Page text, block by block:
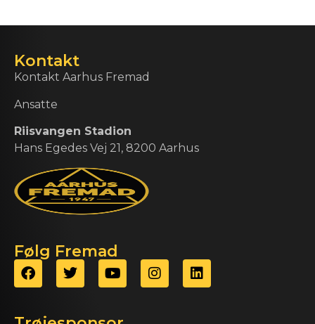
Kontakt
Kontakt Aarhus Fremad
Ansatte
Riisvangen Stadion
Hans Egedes Vej 21, 8200 Aarhus
Følg Fremad